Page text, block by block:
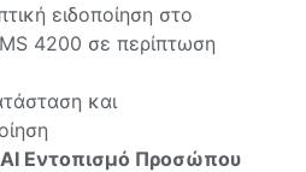
ειδοποίηση στο
4200 σε περίπτωση
και
AI Εντοπισμό Προσώπου